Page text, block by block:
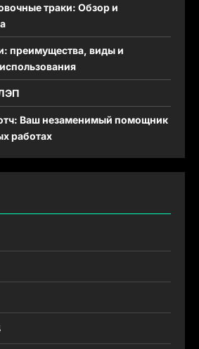
траки: Обзор и
преимущества, виды и
Ваш незаменимый помощник
работах